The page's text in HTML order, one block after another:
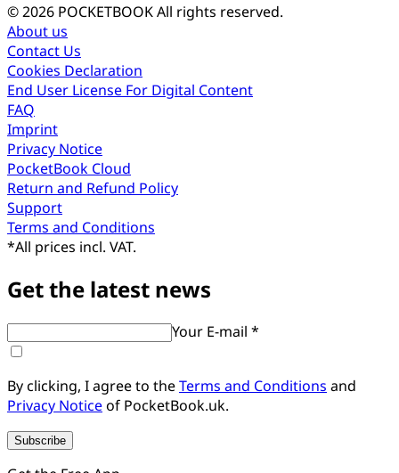
© 2026 POCKETBOOKAll rights reserved.
About us
Contact Us
Cookies Declaration
End User License For Digital Content
FAQ
Imprint
Privacy Notice
PocketBook Cloud
Return and Refund Policy
Support
Terms and Conditions
*All prices incl. VAT.
Get the latest news
Your E-mail *
By clicking, I agree to theTerms and Conditions and
Privacy Noticeof PocketBook.uk.
Subscribe